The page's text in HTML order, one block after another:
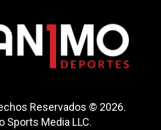
Reservados © 2026.
Sports Media LLC.